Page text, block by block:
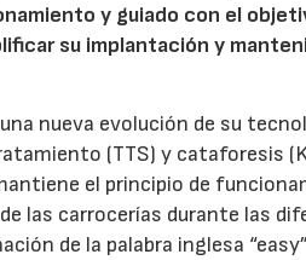
y guiado con el
su implantación y
nueva evolución de su
(TTS) y cataforesis
el principio de
las carrocerías durante las
de la palabra inglesa